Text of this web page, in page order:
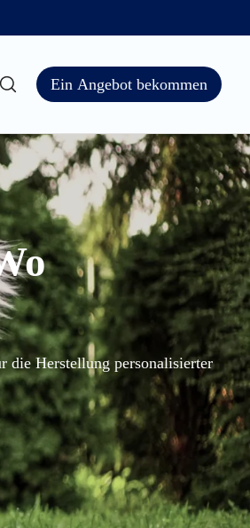
Ein Angebot bekommen
die Herstellung personalisierter